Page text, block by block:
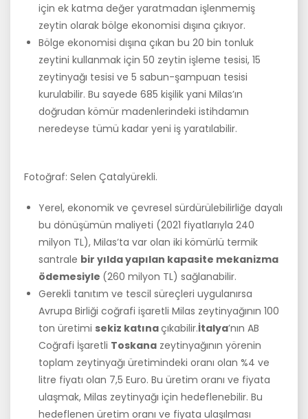
için ek katma değer yaratmadan işlenmemiş
zeytin olarak bölge ekonomisi dışına çıkıyor.
Bölge ekonomisi dışına çıkan bu 20 bin tonluk
zeytini kullanmak için 50 zeytin işleme tesisi, 15
zeytinyağı tesisi ve 5 sabun-şampuan tesisi
kurulabilir. Bu sayede 685 kişilik yani Milas’ın
doğrudan kömür madenlerindeki istihdamın
neredeyse tümü kadar yeni iş yaratılabilir.
Fotoğraf: Selen Çatalyürekli.
Yerel, ekonomik ve çevresel sürdürülebilirliğe dayalı
bu dönüşümün maliyeti (2021 fiyatlarıyla 240
milyon TL), Milas’ta var olan iki kömürlü termik
santrale bir yılda yapılan kapasite mekanizma
ödemesiyle (260 milyon TL) sağlanabilir.
Gerekli tanıtım ve tescil süreçleri uygulanırsa
Avrupa Birliği coğrafi işaretli Milas zeytinyağının 100
ton üretimi sekiz katınaçıkabilir.İtalya’nın AB
Coğrafi İşaretli Toskana zeytinyağının yörenin
toplam zeytinyağı üretimindeki oranı olan %4 ve
litre fiyatı olan 7,5 Euro. Bu üretim oranı ve fiyata
ulaşmak, Milas zeytinyağı için hedeflenebilir. Bu
hedeflenen üretim oranı ve fiyata ulaşılması